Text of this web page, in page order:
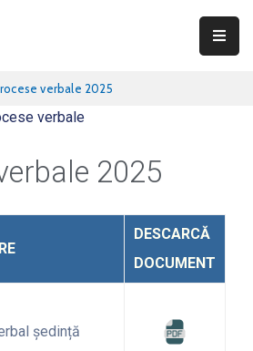
verbale 2025
verbale
2025
DESCARCĂ
DOCUMENT
ședință